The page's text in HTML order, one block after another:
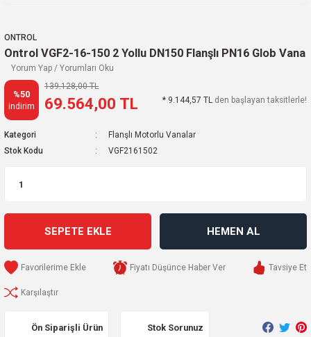
ONTROL
Ontrol VGF2-16-150 2 Yollu DN150 Flanşlı PN16 Glob Vana
Yorum Yap / Yorumları Oku
%50
indirim
139.128,00 TL
69.564,00 TL * 9.144,57 TL den başlayan taksitlerle!
Kategori
Flanşlı Motorlu Vanalar
Stok Kodu
VGF2161502
SEPETE EKLE HEMEN AL
Fiyatı Düşünce Haber Ver Tavsiye Et
Karşılaştır
Ön Siparişli Ürün Stok Sorunuz